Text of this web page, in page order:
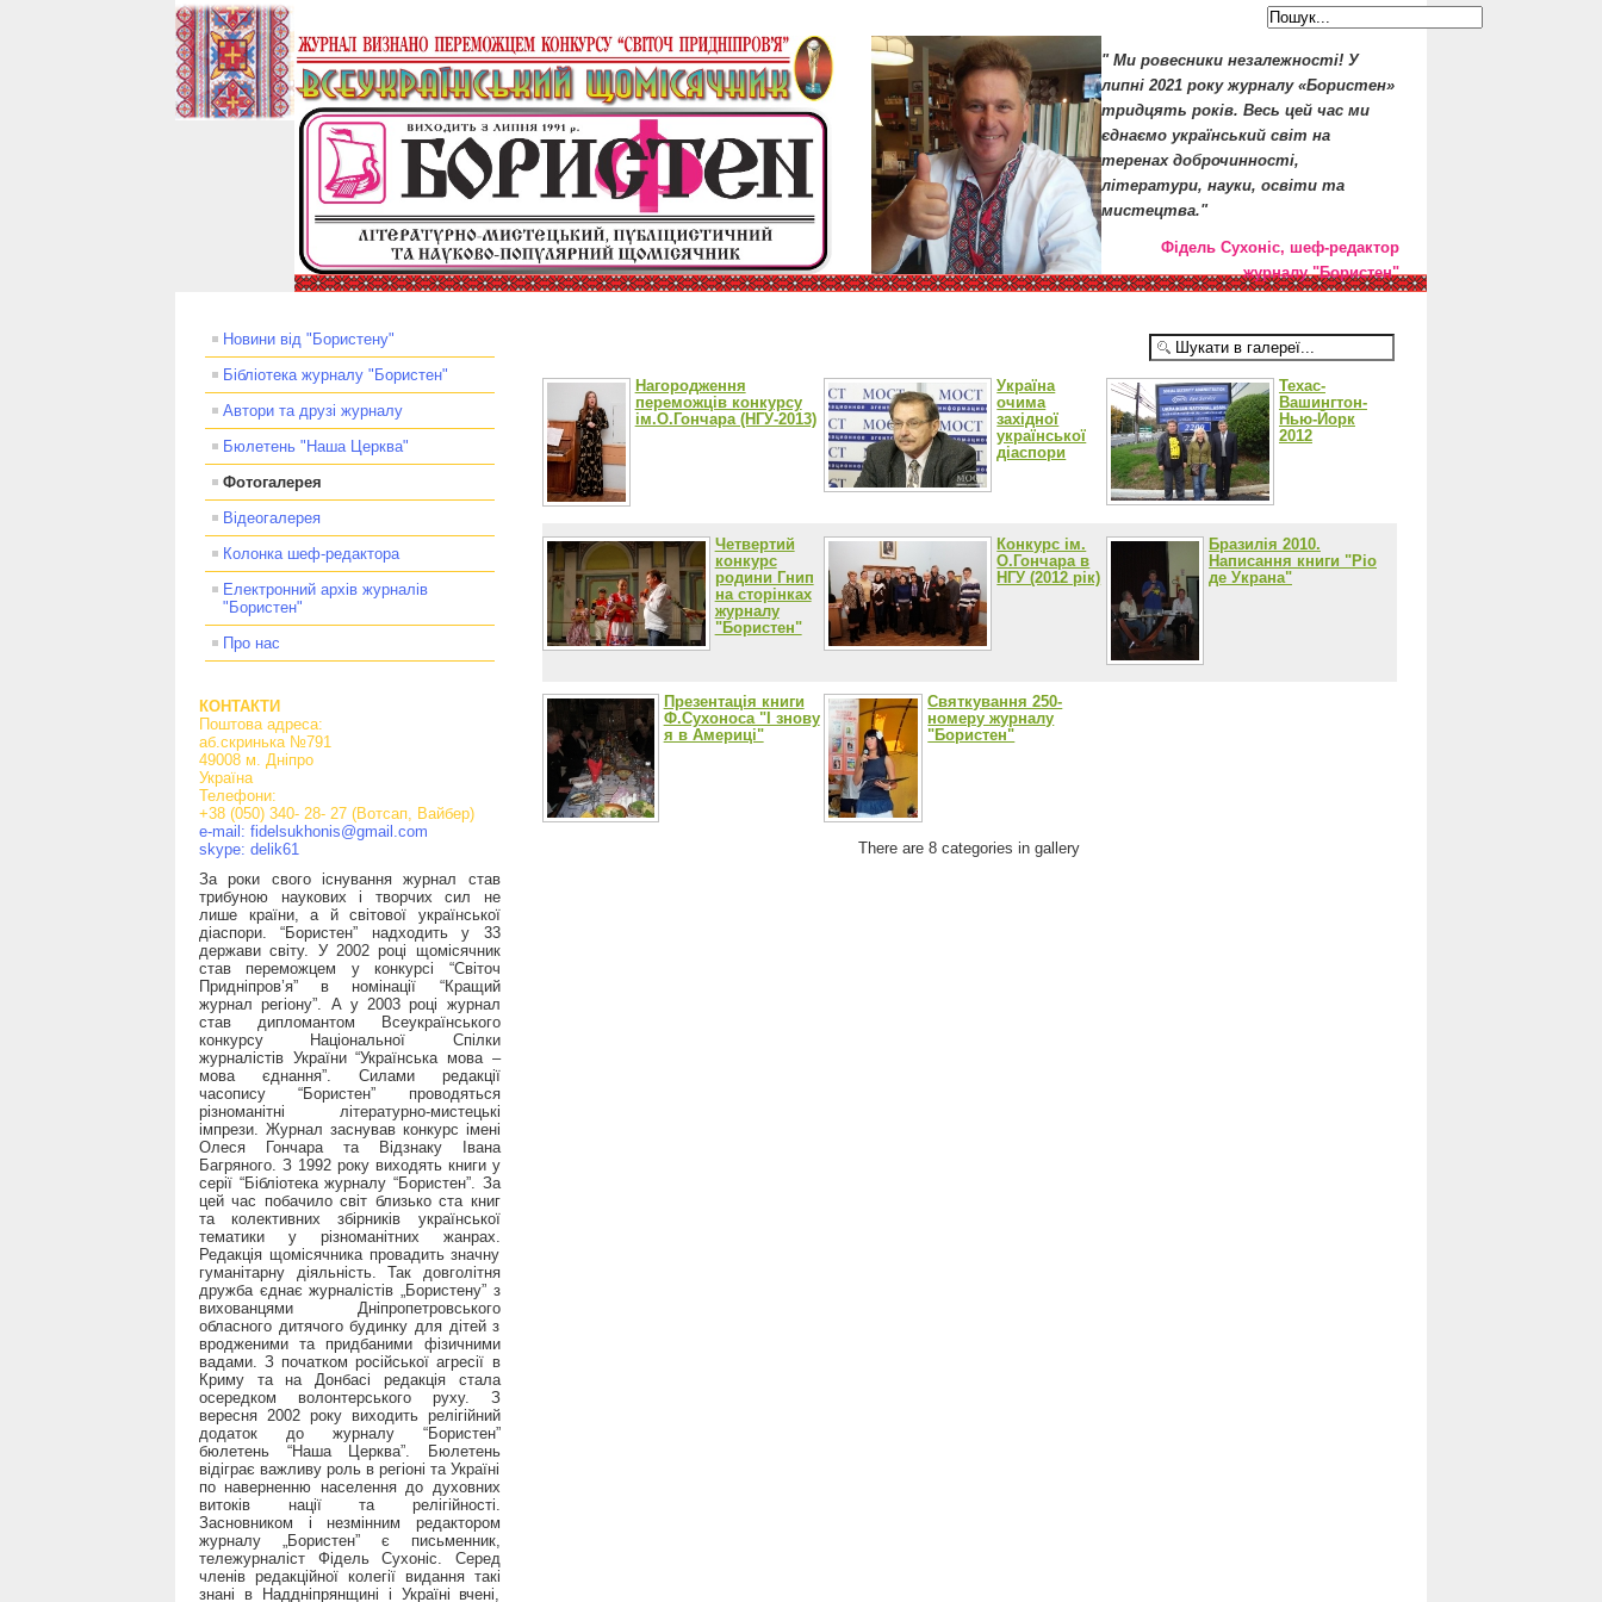
" Ми ровесники незалежності! У
липні 2021 року журналу «Бористен»
тридцять років. Весь цей час ми
єднаємо український світ на
теренах доброчинності,
літератури, науки, освіти та
мистецтва."
Фідель Сухоніс, шеф-редактор
журналу "Бористен"
Новини від "Бористену"
Бібліотека журналу "Бористен"
Автори та друзі журналу
Бюлетень "Наша Церква"
Фотогалерея
Відеогалерея
Колонка шеф-редактора
Електронний архів журналів
"Бористен"
Про нас
КОНТАКТИ
Поштова адреса:
аб.скринька №791
49008 м. Дніпро
Україна
Телефони:
+38 (050) 340- 28- 27 (Вотсап, Вайбер)
e-mail: fidelsukhonis@gmail.com
skype: delik61
За роки свого існування журнал став
трибуною наукових і творчих сил не
лише країни, а й світової української
діаспори. “Бористен” надходить у 33
держави світу. У 2002 році щомісячник
став переможцем у конкурсі “Світоч
Придніпров’я” в номінації “Кращий
журнал регіону”. А у 2003 році журнал
став дипломантом Всеукраїнського
конкурсу Національної Спілки
журналістів України “Українська мова –
мова єднання”. Силами редакції
часопису “Бористен” проводяться
різноманітні літературно-мистецькі
імпрези. Журнал заснував конкурс імені
Олеся Гончара та Відзнаку Івана
Багряного. З 1992 року виходять книги у
серії “Бібліотека журналу “Бористен”. За
цей час побачило світ близько ста книг
та колективних збірників української
тематики у різноманітних жанрах.
Редакція щомісячника провадить значну
гуманітарну діяльність. Так довголітня
дружба єднає журналістів „Бористену” з
вихованцями Дніпропетровського
обласного дитячого будинку для дітей з
вродженими та придбаними фізичними
вадами. З початком російської агресії в
Криму та на Донбасі редакція стала
осередком волонтерського руху. З
вересня 2002 року виходить релігійний
додаток до журналу “Бористен”
бюлетень “Наша Церква”. Бюлетень
відіграє важливу роль в регіоні та Україні
по наверненню населення до духовних
витоків нації та релігійності.
Засновником і незмінним редактором
журналу „Бористен” є письменник,
тележурналіст Фідель Сухоніс. Серед
членів редакційної колегії видання такі
знані в Наддніпрянщині і Україні вчені,
Нагородження
переможців конкурсу
ім.О.Гончара (НГУ-2013)
Україна
очима
західної
української
діаспори
Техас-
Вашингтон-
Нью-Йорк
2012
Четвертий
конкурс
родини Гнип
на сторінках
журналу
"Бористен"
Конкурс ім.
О.Гончара в
НГУ (2012 рік)
Бразилія 2010.
Написання книги "Ріо
де Украна"
Презентація книги
Ф.Сухоноса "І знову
я в Америці"
Святкування 250-
номеру журналу
"Бористен"
There are 8 categories in gallery